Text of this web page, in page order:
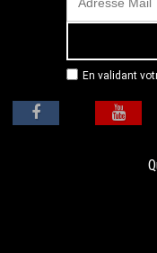
En validant
adresse
politique de